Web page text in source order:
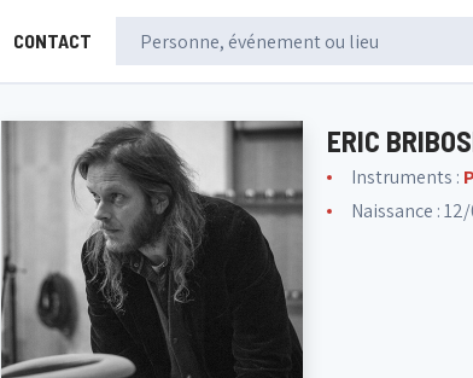
CONTACT
ERIC
Instruments :
Naissance :